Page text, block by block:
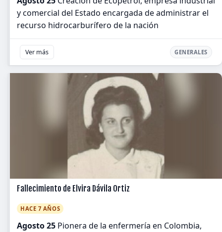
y comercial del Estado encargada de administrar el
recurso hidrocarburífero de la nación
Ver más GENERALES
Fallecimiento de Elvira Dávila Ortiz
HACE 7 AÑOS
Agosto 25 Pionera de la enfermería en Colombia,